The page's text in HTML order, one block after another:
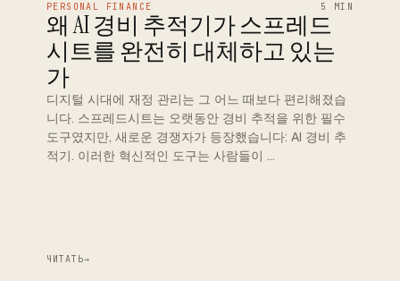
PERSONAL FINANCE 5 MIN
왜 AI 경비 추적기가 스프레드
시트를 완전히 대체하고 있는
가
디지털 시대에 재정 관리는 그 어느 때보다 편리해졌습
니다. 스프레드시트는 오랫동안 경비 추적을 위한 필수
도구였지만, 새로운 경쟁자가 등장했습니다: AI 경비 추
적기. 이러한 혁신적인 도구는 사람들이 …
ЧИТАТЬ→